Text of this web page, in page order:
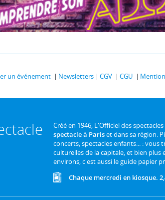
un événement Newsletters CGV CGU
Créé en 1946, L'Officiel des
spectacle à Pariset dans sa région.
concerts, spectacles enfants... :
culturelles de la capitale, et bien plus
environs, c'est aussi le guide papier
Chaque mercredi en kiosque.